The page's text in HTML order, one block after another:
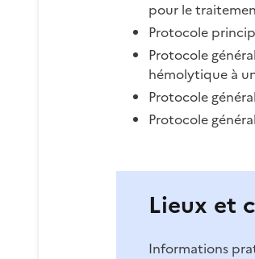
pour le
Protocole
Protocole
hémolytique à
Protocole
Protocole
Lieux et
Informations